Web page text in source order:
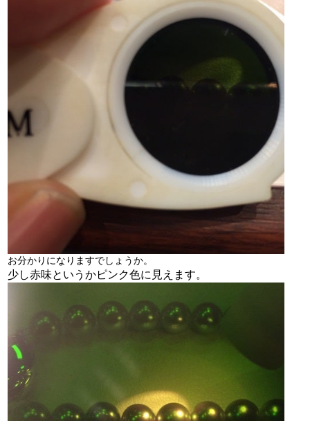
お分かりになりますでしょうか。
少し赤味というかピンク色に見えます。